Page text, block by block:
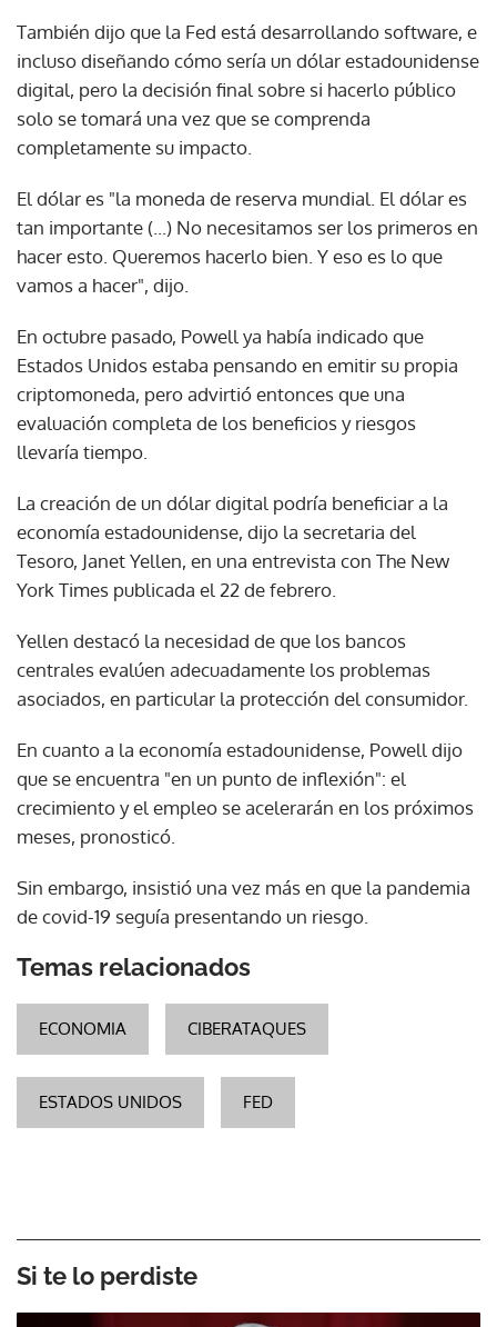
También dijo que la Fed está desarrollando software, e
incluso diseñando cómo sería un dólar estadounidense
digital, pero la decisión final sobre si hacerlo público
solo se tomará una vez que se comprenda
completamente su impacto.
El dólar es "la moneda de reserva mundial. El dólar es
tan importante (...) No necesitamos ser los primeros en
hacer esto. Queremos hacerlo bien. Y eso es lo que
vamos a hacer", dijo.
En octubre pasado, Powell ya había indicado que
Estados Unidos estaba pensando en emitir su propia
criptomoneda, pero advirtió entonces que una
evaluación completa de los beneficios y riesgos
llevaría tiempo.
La creación de un dólar digital podría beneficiar a la
economía estadounidense, dijo la secretaria del
Tesoro, Janet Yellen, en una entrevista con The New
York Times publicada el 22 de febrero.
Yellen destacó la necesidad de que los bancos
centrales evalúen adecuadamente los problemas
asociados, en particular la protección del consumidor.
En cuanto a la economía estadounidense, Powell dijo
que se encuentra "en un punto de inflexión": el
crecimiento y el empleo se acelerarán en los próximos
meses, pronosticó.
Sin embargo, insistió una vez más en que la pandemia
de covid-19 seguía presentando un riesgo.
Temas relacionados
ECONOMIA CIBERATAQUES
ESTADOS UNIDOS FED
Si te lo perdiste